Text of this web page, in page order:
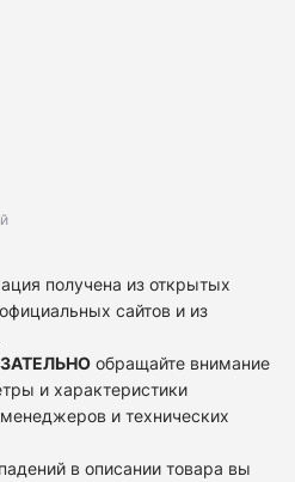
получена из открытых
сайтов и из
обращайте внимание
и характеристики
и технических
в описании товара вы